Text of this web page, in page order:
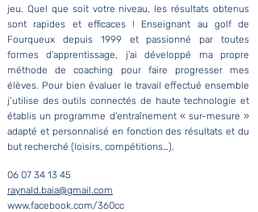
jeu. Quel que soit votre niveau, les résultats obtenus
sont rapides et efficaces ! Enseignant au golf de
Fourqueux depuis 1999 et passionné par toutes
formes d’apprentissage, j’ai développé ma propre
méthode de coaching pour faire progresser mes
élèves. Pour bien évaluer le travail effectué ensemble
j’utilise des outils connectés de haute technologie et
établis un programme d’entraînement « sur-mesure »
adapté et personnalisé en fonction des résultats et du
but recherché (loisirs, compétitions…).
06 07 34 13 45
raynald.baia@gmail.com
www.facebook.com/360cc